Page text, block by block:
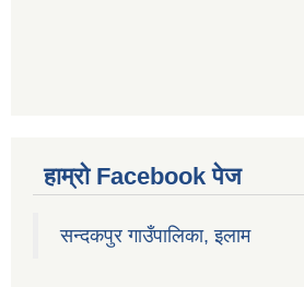
हाम्रो Facebook पेज
सन्दकपुर गाउँपालिका, इलाम